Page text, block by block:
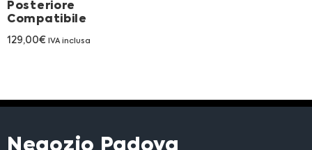
Contatti
Posteriore
Compatibile
129,00€ IVA inclusa
Negozio Padova